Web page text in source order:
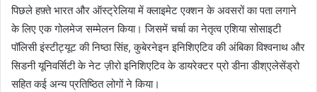
पिछले हफ़्ते भारत और ऑस्ट्रेलिया में क्लाइमेट एक्शन के अवसरों का पता लगाने
के लिए एक गोलमेज सम्मेलन किया। जिसमें चर्चा का नेतृत्व एशिया सोसाइटी
पॉलिसी इंस्टीट्यूट की निष्ठा सिंह, कुबेरनेइन इनिशिएटिव की अंबिका विश्वनाथ और
सिडनी यूनिवर्सिटी के नेट ज़ीरो इनिशिएटिव के डायरेक्टर प्रो डीना डीश्एलेसेंड्रो
सहित कई अन्य प्रतिष्ठित लोगों ने किया।